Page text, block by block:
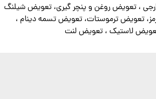
، تعویض روغن و پنچر گیری، تعویض شیلنگ
تعویض ترموستات، تعویض تسمه دینام ،
لاستیک ، تعویض لنت